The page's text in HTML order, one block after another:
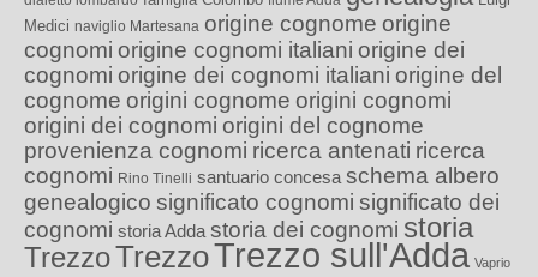
Medici naviglio Martesana origine cognome origine
cognomi origine cognomi italiani origine dei
cognomi origine dei cognomi italiani origine del
cognome origini cognome origini cognomi
origini dei cognomi origini del cognome
provenienza cognomi ricerca antenati ricerca
cognomi Rino Tinelli santuario concesa schema albero
genealogico significato cognomi significato dei
cognomi storia Adda storia dei cognomi storia
TrezzoTrezzoTrezzo sull'Adda Vaprio